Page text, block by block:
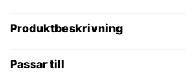
Produktbeskrivning
Passar till